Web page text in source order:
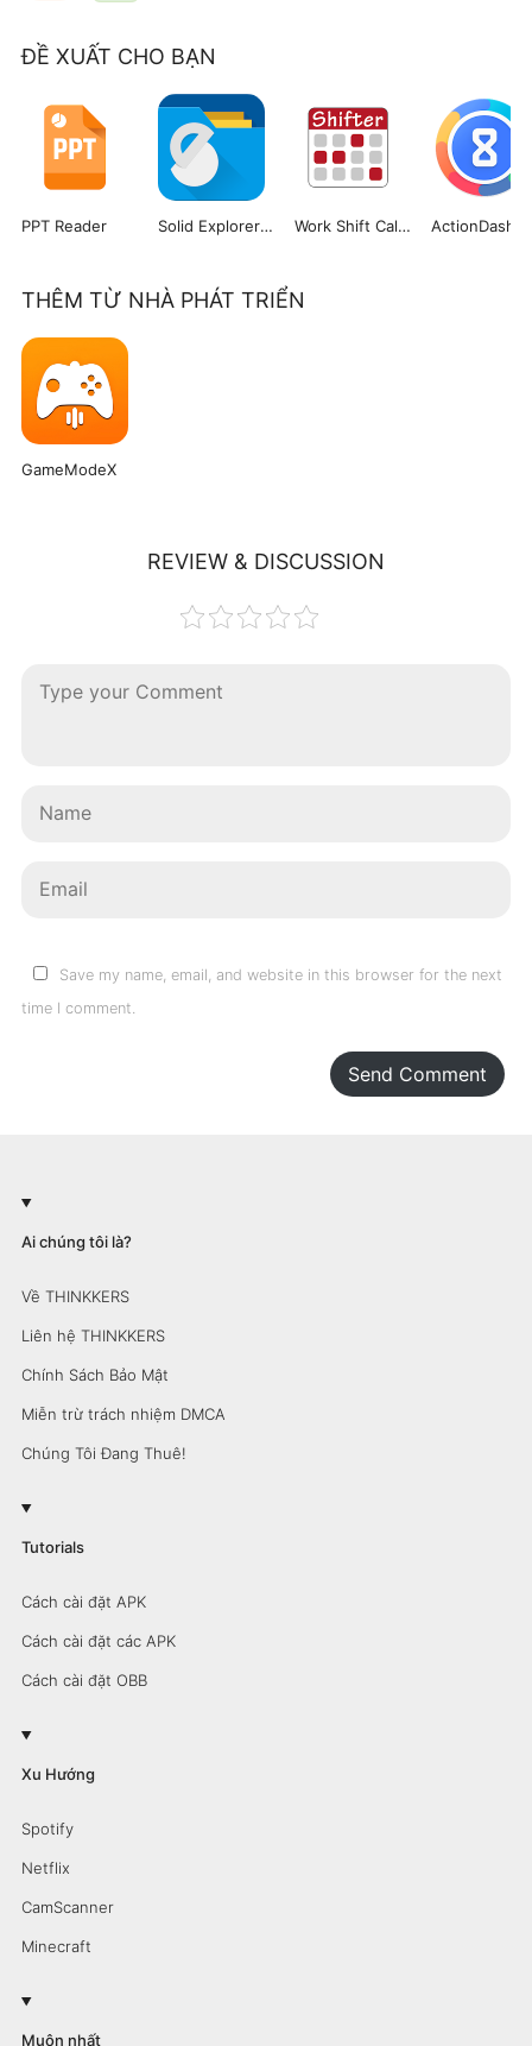
ĐỀ XUẤT CHO BẠN
PPT Reader Solid Explorer File Manager Work Shift Calendar ActionDash
THÊM TỪ NHÀ PHÁT TRIỂN
GameModeX
REVIEW & DISCUSSION
Save my name, email, and website in this browser for the next
time I comment.
Send Comment
Ai chúng tôi là?
Về THINKKERS
Liên hệ THINKKERS
Chính Sách Bảo Mật
Miễn trừ trách nhiệm DMCA
Chúng Tôi Đang Thuê!
Tutorials
Cách cài đặt APK
Cách cài đặt các APK
Cách cài đặt OBB
Xu Hướng
Spotify
Netflix
CamScanner
Minecraft
Muộn nhất